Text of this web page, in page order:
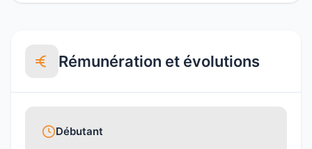
Rémunération et évolutions
Débutant